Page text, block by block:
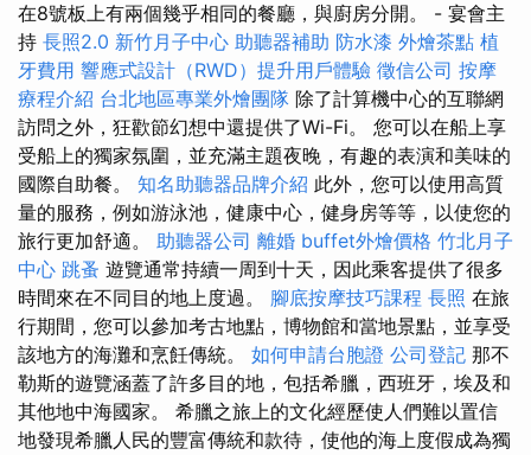
在8號板上有兩個幾乎相同的餐廳，與廚房分開。 - 宴會主
持 長照2.0 新竹月子中心 助聽器補助 防水漆 外燴茶點 植
牙費用 響應式設計（RWD）提升用戶體驗 徵信公司 按摩
療程介紹 台北地區專業外燴團隊 除了計算機中心的互聯網
訪問之外，狂歡節幻想中還提供了Wi-Fi。 您可以在船上享
受船上的獨家氛圍，並充滿主題夜晚，有趣的表演和美味的
國際自助餐。 知名助聽器品牌介紹 此外，您可以使用高質
量的服務，例如游泳池，健康中心，健身房等等，以使您的
旅行更加舒適。 助聽器公司 離婚 buffet外燴價格 竹北月子
中心 跳蚤 遊覽通常持續一周到十天，因此乘客提供了很多
時間來在不同目的地上度過。 腳底按摩技巧課程 長照 在旅
行期間，您可以參加考古地點，博物館和當地景點，並享受
該地方的海灘和烹飪傳統。 如何申請台胞證 公司登記 那不
勒斯的遊覽涵蓋了許多目的地，包括希臘，西班牙，埃及和
其他地中海國家。 希臘之旅上的文化經歷使人們難以置信
地發現希臘人民的豐富傳統和款待，使他的海上度假成為獨